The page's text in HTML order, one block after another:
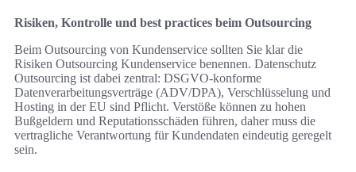
Risiken, Kontrolle und best practices beim Outsourcing
Beim Outsourcing von Kundenservice sollten Sie klar die
Risiken Outsourcing Kundenservice benennen. Datenschutz
Outsourcing ist dabei zentral: DSGVO-konforme
Datenverarbeitungsverträge (ADV/DPA), Verschlüsselung und
Hosting in der EU sind Pflicht. Verstöße können zu hohen
Bußgeldern und Reputationsschäden führen, daher muss die
vertragliche Verantwortung für Kundendaten eindeutig geregelt
sein.